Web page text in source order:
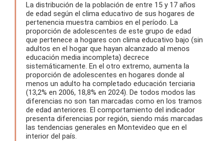
La distribución de la población de entre 15 y 17 años
de edad según el clima educativo de sus hogares de
pertenencia muestra cambios en el período. La
proporción de adolescentes de este grupo de edad
que pertenece a hogares con clima educativo bajo (sin
adultos en el hogar que hayan alcanzado al menos
educación media incompleta) decrece
sistemáticamente. En el otro extremo, aumenta la
proporción de adolescentes en hogares donde al
menos un adulto ha completado educación terciaria
(13,2% en 2006, 18,8% en 2024). De todos modos las
diferencias no son tan marcadas como en los tramos
de edad anteriores. El comportamiento del indicador
presenta diferencias por región, siendo más marcadas
las tendencias generales en Montevideo que en el
interior del país.